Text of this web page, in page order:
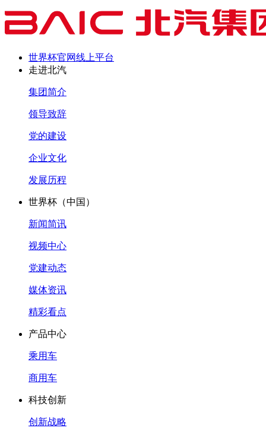
世界杯官网线上平台
走进北汽
集团简介
领导致辞
党的建设
企业文化
发展历程
世界杯（中国）
新闻简讯
视频中心
党建动态
媒体资讯
精彩看点
产品中心
乘用车
商用车
科技创新
创新战略